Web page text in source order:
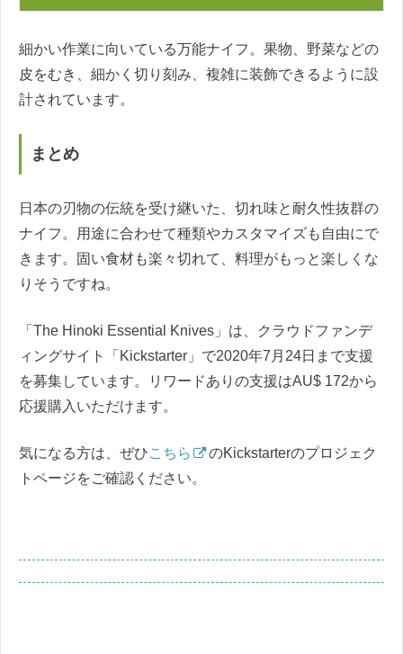
細かい作業に向いている万能ナイフ。果物、野菜などの
皮をむき、細かく切り刻み、複雑に装飾できるように設
計されています。
まとめ
日本の刃物の伝統を受け継いた、切れ味と耐久性抜群の
ナイフ。用途に合わせて種類やカスタマイズも自由にで
きます。固い食材も楽々切れて、料理がもっと楽しくな
りそうですね。
「The Hinoki Essential Knives」は、クラウドファンデ
ィングサイト「Kickstarter」で2020年7月24日まで支援
を募集しています。リワードありの支援はAU$ 172から
応援購入いただけます。
気になる方は、ぜひこちら
のKickstarterのプロジェク
トページをご確認ください。